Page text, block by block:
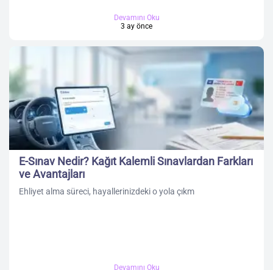
Devamını Oku
3 ay önce
E-Sınav Nedir? Kağıt Kalemli Sınavlardan Farkları
ve Avantajları
Ehliyet alma süreci, hayallerinizdeki o yola çıkm
Devamını Oku